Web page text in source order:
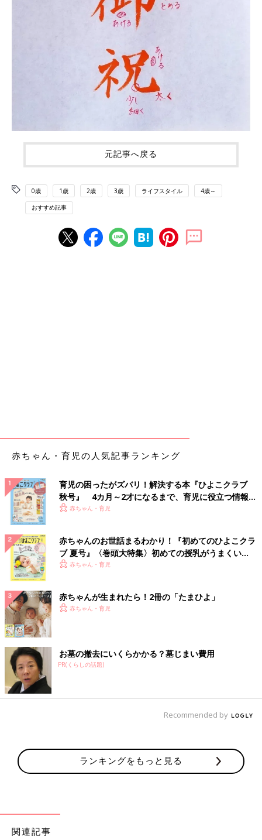
元記事へ戻る
0歳 1歳 2歳 3歳 ライフスタイル 4歳～
おすすめ記事
赤ちゃん・育児の人気記事ランキング
育児の困ったがズバリ！解決する本『ひよこクラブ
秋号』 4カ月～2才になるまで、育児に役立つ情報が
いっぱい！
赤ちゃん・育児
赤ちゃんのお世話まるわかり！『初めてのひよこクラ
ブ 夏号』〈巻頭大特集〉初めての授乳がうまくい
く！ おっぱい・ミルクの基本と夏のトラブル 解決テ
赤ちゃん・育児
赤ちゃんが生まれたら！2冊の「たまひよ」
赤ちゃん・育児
お墓の撤去にいくらかかる？墓じまい費用
PR(くらしの話題)
Recommended by
ランキングをもっと見る
関連記事